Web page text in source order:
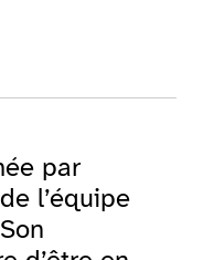
par
l’équipe